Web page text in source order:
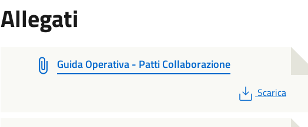
Allegati
Guida Operativa - Patti Collaborazione
PDF
Scarica